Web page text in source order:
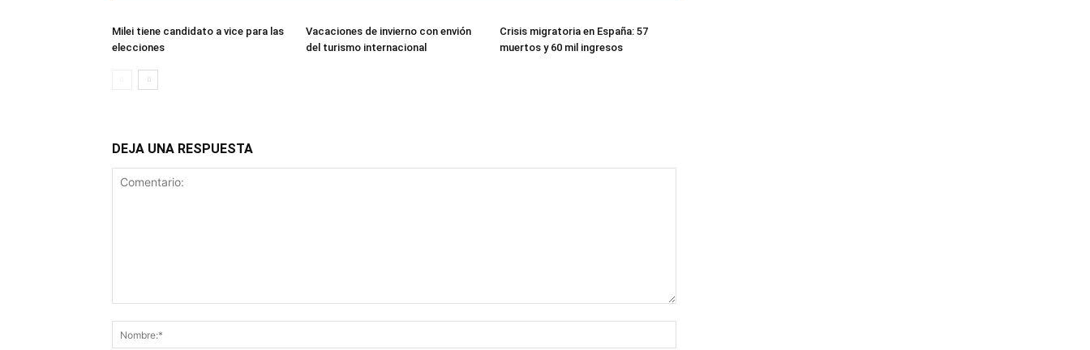
Milei tiene candidato a vice para las
elecciones
Vacaciones de invierno con envión
del turismo internacional
Crisis migratoria en España: 57
muertos y 60 mil ingresos
DEJA UNA RESPUESTA